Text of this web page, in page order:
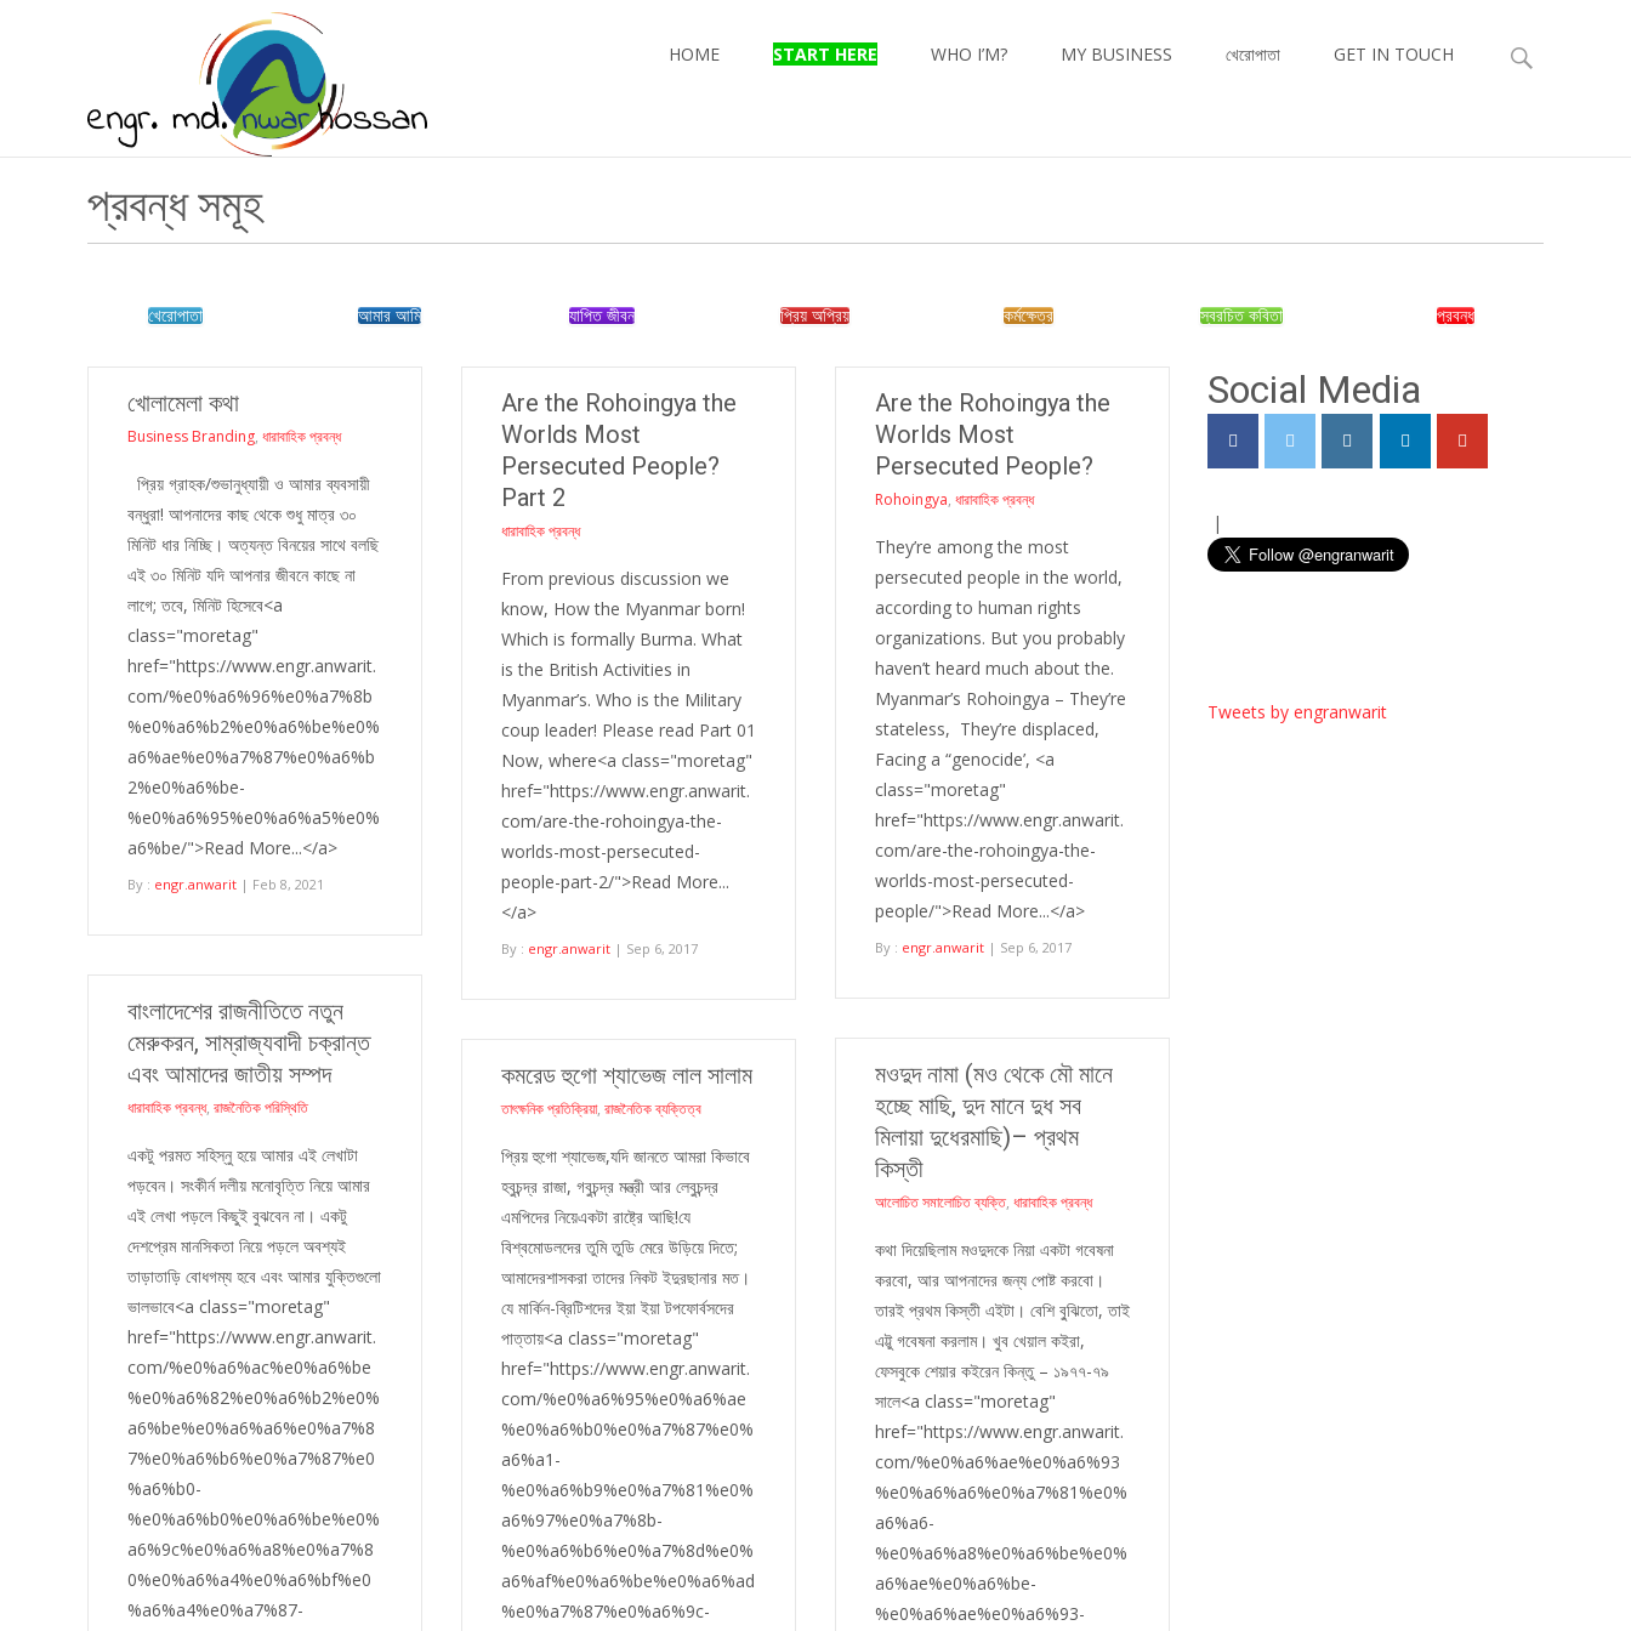
HOME START HERE WHO I’M? MY BUSINESS খেরোপাতা GET IN TOUCH
Search
প্রবন্ধ সমূহ
খেরোপাতা আমার আমি যাপিত জীবন প্রিয় অপ্রিয় কর্মক্ষেত্র স্বরচিত কবিতা প্রবন্ধ
খোলামেলা কথা
Business Branding, ধারাবাহিক প্রবন্ধ
প্রিয় গ্রাহক/শুভানুধ্যায়ী ও আমার ব্যবসায়ী
বন্ধুরা! আপনাদের কাছ থেকে শুধু মাত্র ৩০
মিনিট ধার নিচ্ছি। অত্যন্ত বিনয়ের সাথে বলছি
এই ৩০ মিনিট যদি আপনার জীবনে কাছে না
লাগে; তবে, মিনিট হিসেবে<a
class="moretag"
href="https://www.engr.anwarit.
com/%e0%a6%96%e0%a7%8b
%e0%a6%b2%e0%a6%be%e0%
a6%ae%e0%a7%87%e0%a6%b
2%e0%a6%be-
%e0%a6%95%e0%a6%a5%e0%
a6%be/">Read More...</a>
By : engr.anwarit | Feb 8, 2021
Are the Rohoingya the
Worlds Most
Persecuted People?
Part 2
ধারাবাহিক প্রবন্ধ
From previous discussion we
know, How the Myanmar born!
Which is formally Burma. What
is the British Activities in
Myanmar’s. Who is the Military
coup leader! Please read Part 01
Now, where<a class="moretag"
href="https://www.engr.anwarit.
com/are-the-rohoingya-the-
worlds-most-persecuted-
people-part-2/">Read More...
</a>
By : engr.anwarit | Sep 6, 2017
Are the Rohoingya the
Worlds Most
Persecuted People?
Rohoingya,ধারাবাহিক প্রবন্ধ
They’re among the most
persecuted people in the world,
according to human rights
organizations. But you probably
haven’t heard much about the.
Myanmar’s Rohoingya – They’re
stateless, They’re displaced,
Facing a “genocide’, <a
class="moretag"
href="https://www.engr.anwarit.
com/are-the-rohoingya-the-
worlds-most-persecuted-
people/">Read More...</a>
By : engr.anwarit | Sep 6, 2017
বাংলাদেশের রাজনীতিতে নতুন
মেরুকরন, সাম্রাজ্যবাদী চক্রান্ত
এবং আমাদের জাতীয় সম্পদ
ধারাবাহিক প্রবন্ধ, রাজনৈতিক পরিস্থিতি
একটু পরমত সহিস্নু হয়ে আমার এই লেখাটা
পড়বেন। সংকীর্ন দলীয় মনোবৃত্তি নিয়ে আমার
এই লেখা পড়লে কিছুই বুঝবেন না। একটু
দেশপ্রেম মানসিকতা নিয়ে পড়লে অবশ্যই
তাড়াতাড়ি বোধগম্য হবে এবং আমার যুক্তিগুলো
ভালভাবে<a class="moretag"
href="https://www.engr.anwarit.
com/%e0%a6%ac%e0%a6%be
%e0%a6%82%e0%a6%b2%e0%
a6%be%e0%a6%a6%e0%a7%8
7%e0%a6%b6%e0%a7%87%e0
%a6%b0-
%e0%a6%b0%e0%a6%be%e0%
a6%9c%e0%a6%a8%e0%a7%8
0%e0%a6%a4%e0%a6%bf%e0
%a6%a4%e0%a7%87-
মওদুদ নামা (মও থেকে মৌ মানে
হচ্ছে মাছি, দুদ মানে দুধ সব
মিলায়া দুধেরমাছি)– প্রথম
কিস্তী
আলোচিত সমালোচিত ব্যক্তি,ধারাবাহিক প্রবন্ধ
কথা দিয়েছিলাম মওদুদকে নিয়া একটা গবেষনা
করবো, আর আপনাদের জন্য পোষ্ট করবো।
তারই প্রথম কিস্তী এইটা। বেশি বু্ঝিতো, তাই
এট্টু গবেষনা করলাম। খুব খেয়াল কইরা,
ফেসবুকে শেয়ার কইরেন কিন্তু – ১৯৭৭-৭৯
সালে<a class="moretag"
href="https://www.engr.anwarit.
com/%e0%a6%ae%e0%a6%93
%e0%a6%a6%e0%a7%81%e0%
a6%a6-
%e0%a6%a8%e0%a6%be%e0%
a6%ae%e0%a6%be-
%e0%a6%ae%e0%a6%93-
কমরেড হুগো শ্যাভেজ লাল সালাম
তাৎক্ষনিক প্রতিক্রিয়া,রাজনৈতিক ব্যক্তিত্ব
প্রিয় হুগো শ্যাভেজ,যদি জানতে আমরা কিভাবে
হবুচন্দ্র রাজা, গবুচন্দ্র মন্ত্রী আর লেবুচন্দ্র
এমপিদের নিয়েএকটা রাষ্ট্রে আছি!যে
বিশ্বমোডলদের তুমি তুডি মেরে উড়িয়ে দিতে;
আমাদেরশাসকরা তাদের নিকট ইদুরছানার মত।
যে মার্কিন-ব্রিটিশদের ইয়া ইয়া টপফোর্বসদের
পাত্তায়<a class="moretag"
href="https://www.engr.anwarit.
com/%e0%a6%95%e0%a6%ae
%e0%a6%b0%e0%a7%87%e0%
a6%a1-
%e0%a6%b9%e0%a7%81%e0%
a6%97%e0%a7%8b-
%e0%a6%b6%e0%a7%8d%e0%
a6%af%e0%a6%be%e0%a6%ad
%e0%a7%87%e0%a6%9c-
Social Media
|
Tweets by engranwarit